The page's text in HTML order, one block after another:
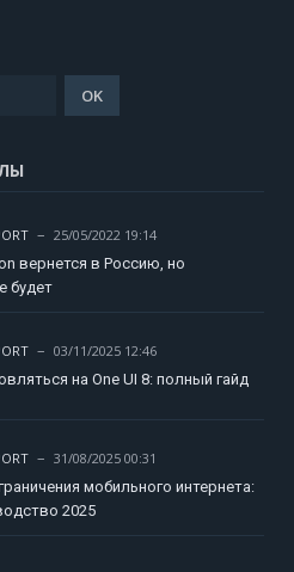
25/05/2022 19:14
вернется в Россию, но
будет
03/11/2025 12:46
на One UI 8: полный гайд
31/08/2025 00:31
мобильного интернета:
2025